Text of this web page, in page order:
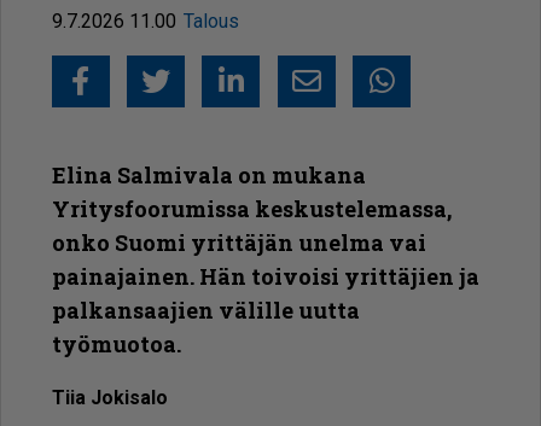
9.7.2026 11.00 Talous
FacebookTwitter
LinkedIn
SähköpostiWhatsapp
Elina Salmivala on mukana
Yritysfoorumissa keskustelemassa,
onko Suomi yrittäjän unelma vai
painajainen. Hän toivoisi yrittäjien ja
palkansaajien välille uutta
työmuotoa.
Tiia Jo­ki­sa­lo